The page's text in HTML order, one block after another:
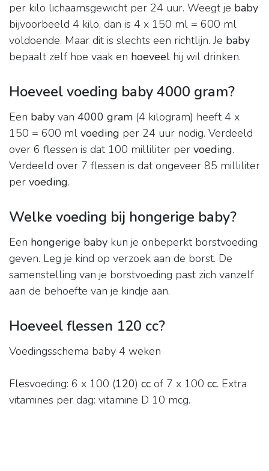
per kilo lichaamsgewicht per 24 uur. Weegt je baby
bijvoorbeeld 4 kilo, dan is 4 x 150 ml = 600 ml
voldoende. Maar dit is slechts een richtlijn. Je baby
bepaalt zelf hoe vaak en hoeveel hij wil drinken.
Hoeveel voeding baby 4000 gram?
Een baby van 4000 gram (4 kilogram) heeft 4 x
150 = 600 ml voeding per 24 uur nodig. Verdeeld
over 6 flessen is dat 100 milliliter per voeding.
Verdeeld over 7 flessen is dat ongeveer 85 milliliter
per voeding.
Welke voeding bij hongerige baby?
Een hongerige baby kun je onbeperkt borstvoeding
geven. Leg je kind op verzoek aan de borst. De
samenstelling van je borstvoeding past zich vanzelf
aan de behoefte van je kindje aan.
Hoeveel flessen 120 cc?
Voedingsschema baby 4 weken
Flesvoeding: 6 x 100 (120) cc of 7 x 100 cc. Extra
vitamines per dag: vitamine D 10 mcg.